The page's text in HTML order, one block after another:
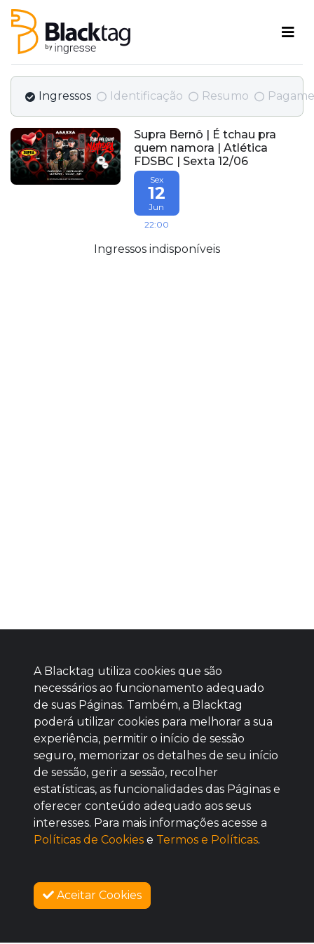
Ingressos Identificação Resumo
Supra Bernô | É tchau pra
quem namora | Atlética
FDSBC | Sexta 12/06
Sex
12
Jun
22:00
Ingressos indisponíveis
Baixe agora nosso app
SOBRE NÓS
A Blacktag utiliza cookies que são
necessários ao funcionamento adequado
de suas Páginas. Também, a Blacktag
poderá utilizar cookies para melhorar a sua
experiência, permitir o início de sessão
seguro, memorizar os detalhes de seu início
de sessão, gerir a sessão, recolher
estatísticas, as funcionalidades das Páginas e
oferecer conteúdo adequado aos seus
interesses. Para mais informações acesse a
Políticas de Cookies e Termos e Políticas.
Aceitar Cookies